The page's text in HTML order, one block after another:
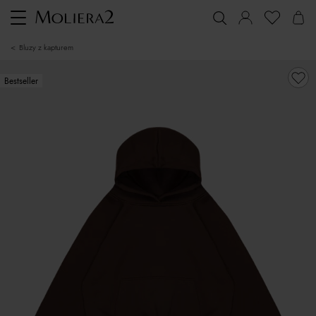
Toggle
navigation
bluzy z kapturem
Bestseller